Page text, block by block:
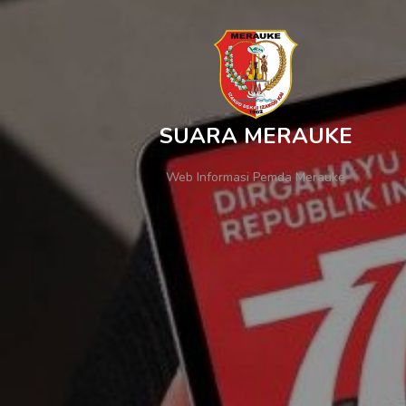
SUARA MERAUKE
Web Informasi Pemda Merauke